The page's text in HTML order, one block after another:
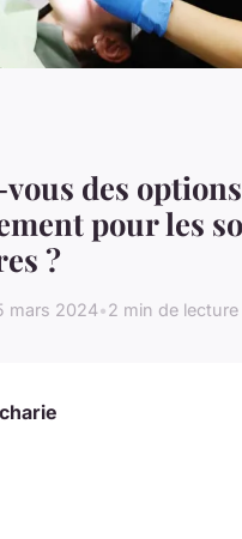
des
pour les
?
mars 2024•2 min de lecture